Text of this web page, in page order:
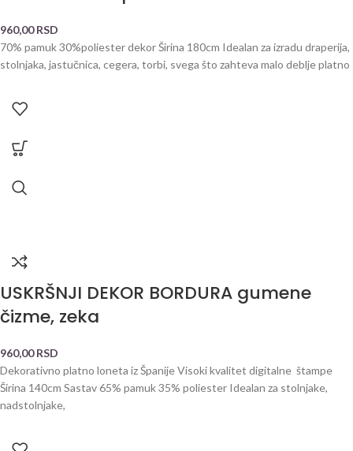
960,00RSD
70% pamuk 30%poliester dekor Širina 180cm Idealan za izradu draperija,
stolnjaka, jastučnica, cegera, torbi, svega što zahteva malo deblje platno
USKRŠNJI DEKOR BORDURA gumene
čizme, zeka
960,00RSD
Dekorativno platno loneta iz Španije Visoki kvalitet digitalne štampe
Širina 140cm Sastav 65% pamuk 35% poliester Idealan za stolnjake,
nadstolnjake,